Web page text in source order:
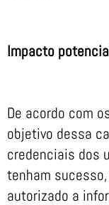
Impacto
De acordo com
objetivo dessa
credenciais dos
tenham
autorizado a